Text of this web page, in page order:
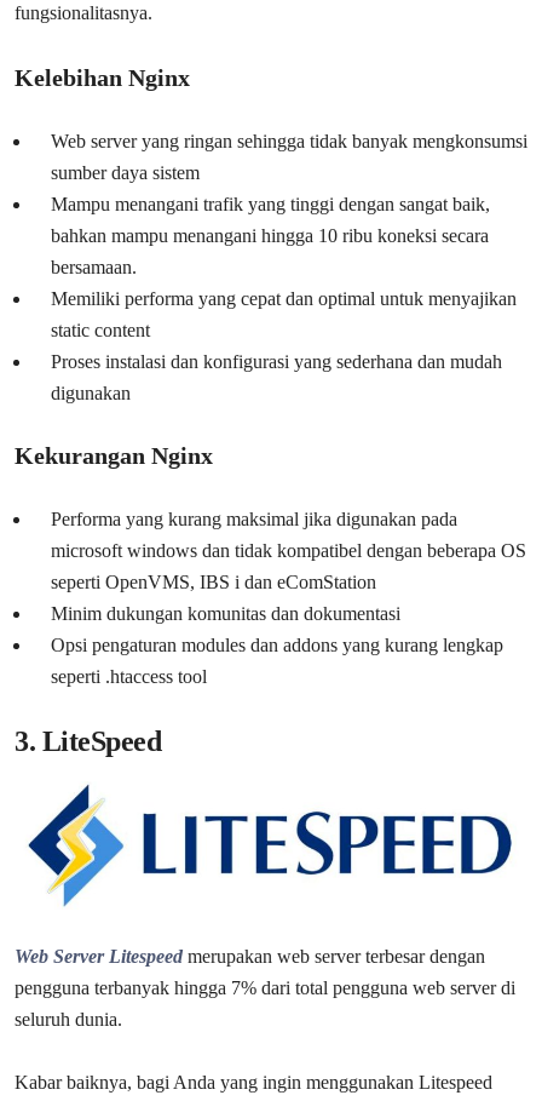
fungsionalitasnya.
Kelebihan Nginx
Web server yang ringan sehingga tidak banyak mengkonsumsi
sumber daya sistem
Mampu menangani trafik yang tinggi dengan sangat baik,
bahkan mampu menangani hingga 10 ribu koneksi secara
bersamaan.
Memiliki performa yang cepat dan optimal untuk menyajikan
static content
Proses instalasi dan konfigurasi yang sederhana dan mudah
digunakan
Kekurangan Nginx
Performa yang kurang maksimal jika digunakan pada
microsoft windows dan tidak kompatibel dengan beberapa OS
seperti OpenVMS, IBS i dan eComStation
Minim dukungan komunitas dan dokumentasi
Opsi pengaturan modules dan addons yang kurang lengkap
seperti .htaccess tool
3. LiteSpeed
Web Server Litespeed merupakan web server terbesar dengan
pengguna terbanyak hingga 7% dari total pengguna web server di
seluruh dunia.
Kabar baiknya, bagi Anda yang ingin menggunakan Litespeed